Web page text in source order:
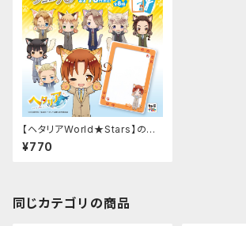
【ヘタリアWorld★Stars】のび
猫B7ブロマイドケース
¥770
同じカテゴリの商品